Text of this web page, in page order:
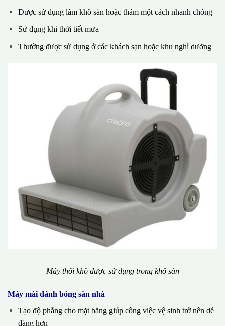
Được sử dụng làm khô sàn hoặc thảm một cách nhanh chóng
Sử dụng khi thời tiết mưa
Thường được sử dụng ở các khách sạn hoặc khu nghỉ dưỡng
Máy thổi khô được sử dụng trong khô sàn
Máy mài đánh bóng sàn nhà
Tạo độ phẵng cho mặt bằng giúp công việc vệ sinh trở nên dễ
dàng hơn